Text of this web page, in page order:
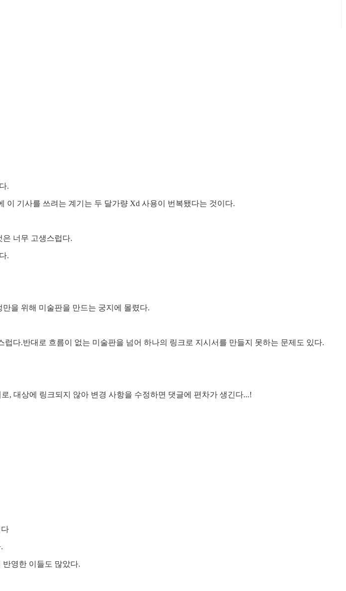
.
기사를 쓰려는 계기는 두 달가량 Xd 사용이 번복됐다는 것이다.
너무 고생스럽다.
.
을 위해 미술판을 만드는 궁지에 몰렸다.
다.반대로 흐름이 없는 미술판을 넘어 하나의 링크로 지시서를 만들지 못하는 문제도 있다.
, 대상에 링크되지 않아 변경 사항을 수정하면 댓글에 편차가 생긴다...!
영한 이들도 많았다.